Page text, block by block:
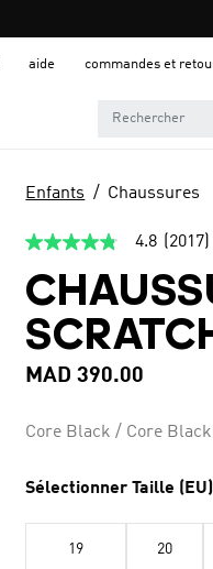
aide commandes et
Enfants Chaussures
4.8
sur
5,
valeur
de
la
note
2017
sur
la
4.8 (2017)
MAD 390.00
Core Black / Core
Sélectionner Taille (EU)
19 20